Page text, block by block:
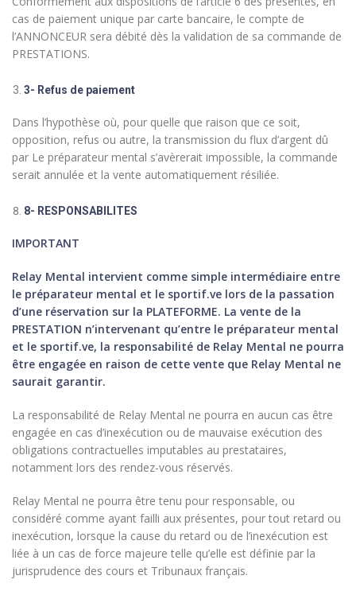
cas de paiement unique par carte bancaire, le compte de
l’ANNONCEUR sera débité dès la validation de sa commande de
PRESTATIONS.
3- Refus de paiement
Dans l’hypothèse où, pour quelle que raison que ce soit,
opposition, refus ou autre, la transmission du flux d’argent dû
par Le préparateur mental s’avèrerait impossible, la commande
serait annulée et la vente automatiquement résiliée.
8- RESPONSABILITES
IMPORTANT
Relay Mental intervient comme simple intermédiaire entre
le préparateur mental et le sportif.ve lors de la passation
d’une réservation sur la PLATEFORME. La vente de la
PRESTATION n’intervenant qu’entre le préparateur mental
et le sportif.ve, la responsabilité de Relay Mental ne pourra
être engagée en raison de cette vente que Relay Mental ne
saurait garantir.
La responsabilité de Relay Mental ne pourra en aucun cas être
engagée en cas d’inexécution ou de mauvaise exécution des
obligations contractuelles imputables au prestataires,
notamment lors des rendez-vous réservés.
Relay Mental ne pourra être tenu pour responsable, ou
considéré comme ayant failli aux présentes, pour tout retard ou
inexécution, lorsque la cause du retard ou de l’inexécution est
liée à un cas de force majeure telle qu’elle est définie par la
jurisprudence des cours et Tribunaux français.